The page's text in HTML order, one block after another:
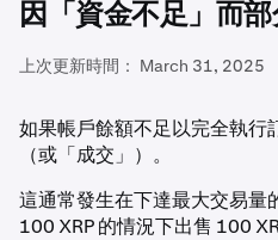
因「資金不足」而
上次更新時間： March 31, 2025
如果帳戶餘額不足以完全執行
（或「成交」）。
這通常發生在下達最大交易量
100 XRP 的情況下出售 100